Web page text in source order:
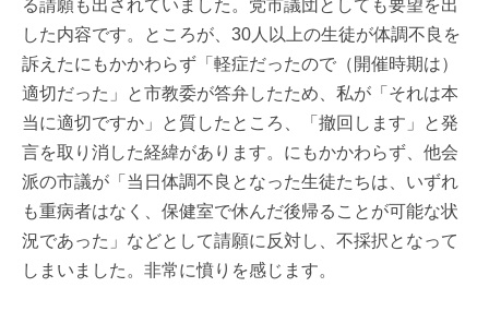
る請願も出されていました。党市議団としても要望を出
した内容です。ところが、30人以上の生徒が体調不良を
訴えたにもかかわらず「軽症だったので（開催時期は）
適切だった」と市教委が答弁したため、私が「それは本
当に適切ですか」と質したところ、「撤回します」と発
言を取り消した経緯があります。にもかかわらず、他会
派の市議が「当日体調不良となった生徒たちは、いずれ
も重病者はなく、保健室で休んだ後帰ることが可能な状
況であった」などとして請願に反対し、不採択となって
しまいました。非常に憤りを感じます。